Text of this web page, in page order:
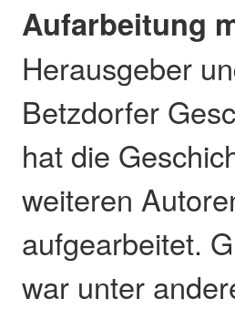
Aufarbeitung
Herausgeber
Betzdorfer
hat die
weiteren
aufgearbeitet.
war unter